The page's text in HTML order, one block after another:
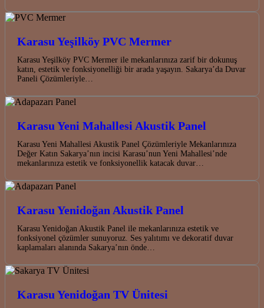
Karasu Yeşilköy PVC Mermer
Karasu Yeşilköy PVC Mermer ile mekanlarınıza zarif bir dokunuş
katın, estetik ve fonksiyonelliği bir arada yaşayın. Sakarya’da Duvar
Paneli Çözümleriyle…
Karasu Yeni Mahallesi Akustik Panel
Karasu Yeni Mahallesi Akustik Panel Çözümleriyle Mekanlarınıza
Değer Katın Sakarya’nın incisi Karasu’nun Yeni Mahallesi’nde
mekanlarınıza estetik ve fonksiyonellik katacak duvar…
Karasu Yenidoğan Akustik Panel
Karasu Yenidoğan Akustik Panel ile mekanlarınıza estetik ve
fonksiyonel çözümler sunuyoruz. Ses yalıtımı ve dekoratif duvar
kaplamaları alanında Sakarya’nın önde…
Karasu Yenidoğan TV Ünitesi